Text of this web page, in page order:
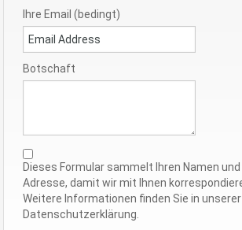
Ihre Email (bedingt)
Botschaft
Dieses Formular sammelt Ihren Namen und
Adresse, damit wir mit Ihnen
Weitere Informationen finden Sie in unserer
Datenschutzerklärung.